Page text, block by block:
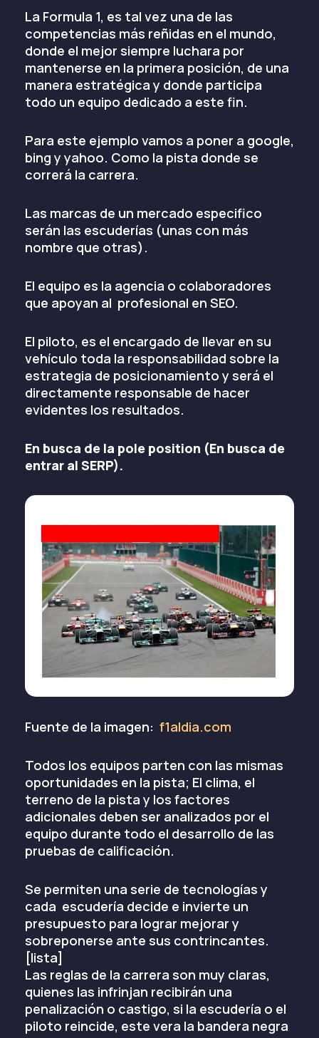
La Formula 1, es tal vez una de las
competencias más reñidas en el mundo,
donde el mejor siempre luchara por
mantenerse en la primera posición, de una
manera estratégica y donde participa
todo un equipo dedicado a este fin.
Para este ejemplo vamos a poner a google,
bing y yahoo. Como la pista donde se
correrá la carrera.
Las marcas de un mercado especifico
serán las escuderías (unas con más
nombre que otras).
El equipo es la agencia o colaboradores
que apoyan al profesional en SEO.
El piloto, es el encargado de llevar en su
vehículo toda la responsabilidad sobre la
estrategia de posicionamiento y será el
directamente responsable de hacer
evidentes los resultados.
En busca de la pole position (En busca de
entrar al SERP).
Fuente de la imagen: f1aldia.com
Todos los equipos parten con las mismas
oportunidades en la pista; El clima, el
terreno de la pista y los factores
adicionales deben ser analizados por el
equipo durante todo el desarrollo de las
pruebas de calificación.
Se permiten una serie de tecnologías y
cada escudería decide e invierte un
presupuesto para lograr mejorar y
sobreponerse ante sus contrincantes.
[lista]
Las reglas de la carrera son muy claras,
quienes las infrinjan recibirán una
penalización o castigo, si la escudería o el
piloto reincide, este vera la bandera negra